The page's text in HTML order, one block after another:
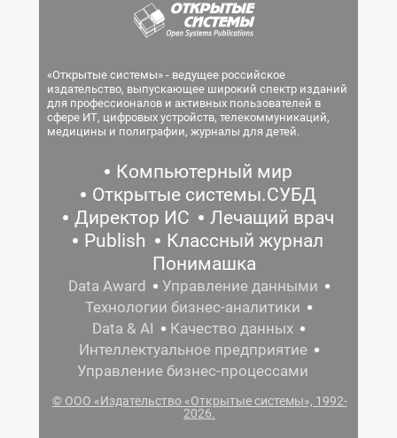
«Открытые системы» - ведущее российское
издательство, выпускающее широкий спектр изданий
для профессионалов и активных пользователей в
сфере ИТ, цифровых устройств, телекоммуникаций,
медицины и полиграфии, журналы для детей.
Компьютерный мир
Открытые системы.СУБД
Директор ИС
Лечащий врач
Publish
Классный журнал
Понимашка
Data Award
Управление данными
Технологии бизнес-аналитики
Data & AI
Качество данных
Интеллектуальное предприятие
Управление бизнес-процессами
© ООО «Издательство «Открытые системы», 1992-
2026.